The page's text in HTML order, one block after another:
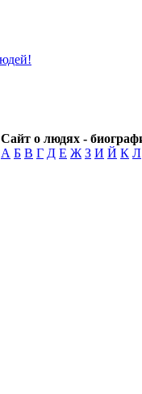
Сайт о людях -
А Б В Г Д Е Ж З И Й К Л